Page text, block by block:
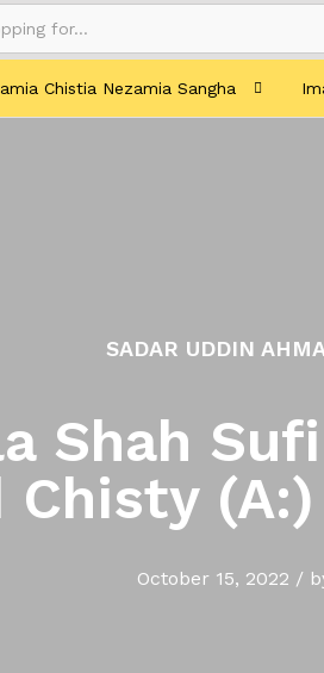
Chistia Nezamia Sangha
SADAR UDDIN
Shah
Chisty
October 15, 2022 /